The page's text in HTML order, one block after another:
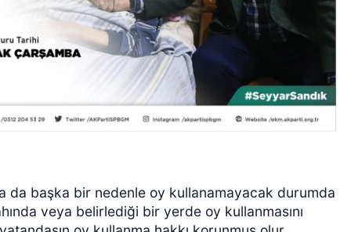
da başka bir nedenle oy kullanamayacak durumda
veya belirlediği bir yerde oy kullanmasını